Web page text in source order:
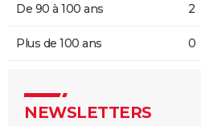
De 90 à 100 ans 2
Plus de 100 ans 0
NEWSLETTERS